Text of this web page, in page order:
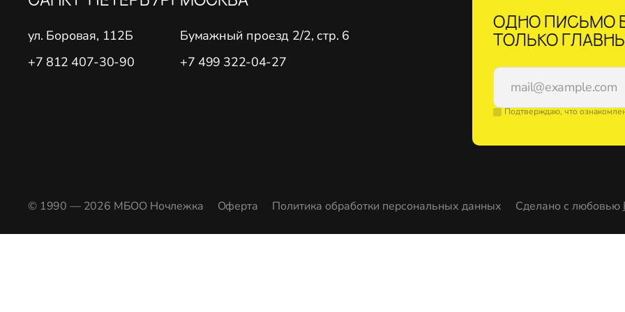
ул. Боровая, 112Б
+7 812 407-30-90
Бумажный проезд 2/2, стр. 6
+7 499 322-04-27
ОДНО ПИСЬМО
ТОЛЬКО
Подтверждаю, что
© 1990 — 2026 МБОО Ночлежка Оферта Политика обработки персональных данных Сделано с любовью